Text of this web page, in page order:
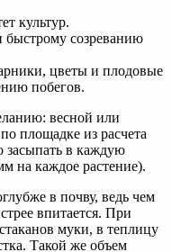
культур.
быстрому созреванию
цветы и плодовые
побегов.
весной или
площадке из расчета
засыпать в каждую
на каждое растение).
в почву, ведь чем
впитается. При
муки, в теплицу
Такой же объем